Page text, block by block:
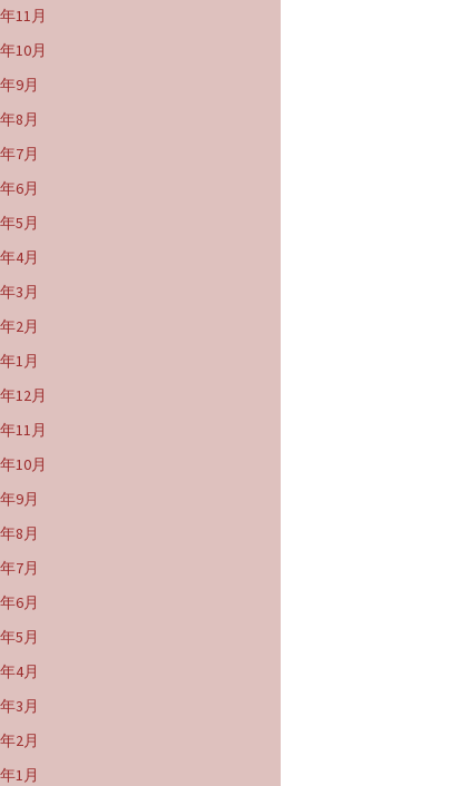
11月
10月
9月
8月
7月
6月
5月
4月
3月
2月
1月
12月
11月
10月
9月
8月
7月
6月
5月
4月
3月
2月
1月